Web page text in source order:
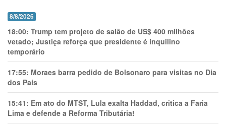
8/8/2026
18:00: Trump tem projeto de salão de US$ 400 milhões
vetado; Justiça reforça que presidente é inquilino
temporário
17:55: Moraes barra pedido de Bolsonaro para visitas no Dia
dos Pais
15:41: Em ato do MTST, Lula exalta Haddad, critica a Faria
Lima e defende a Reforma Tributária!